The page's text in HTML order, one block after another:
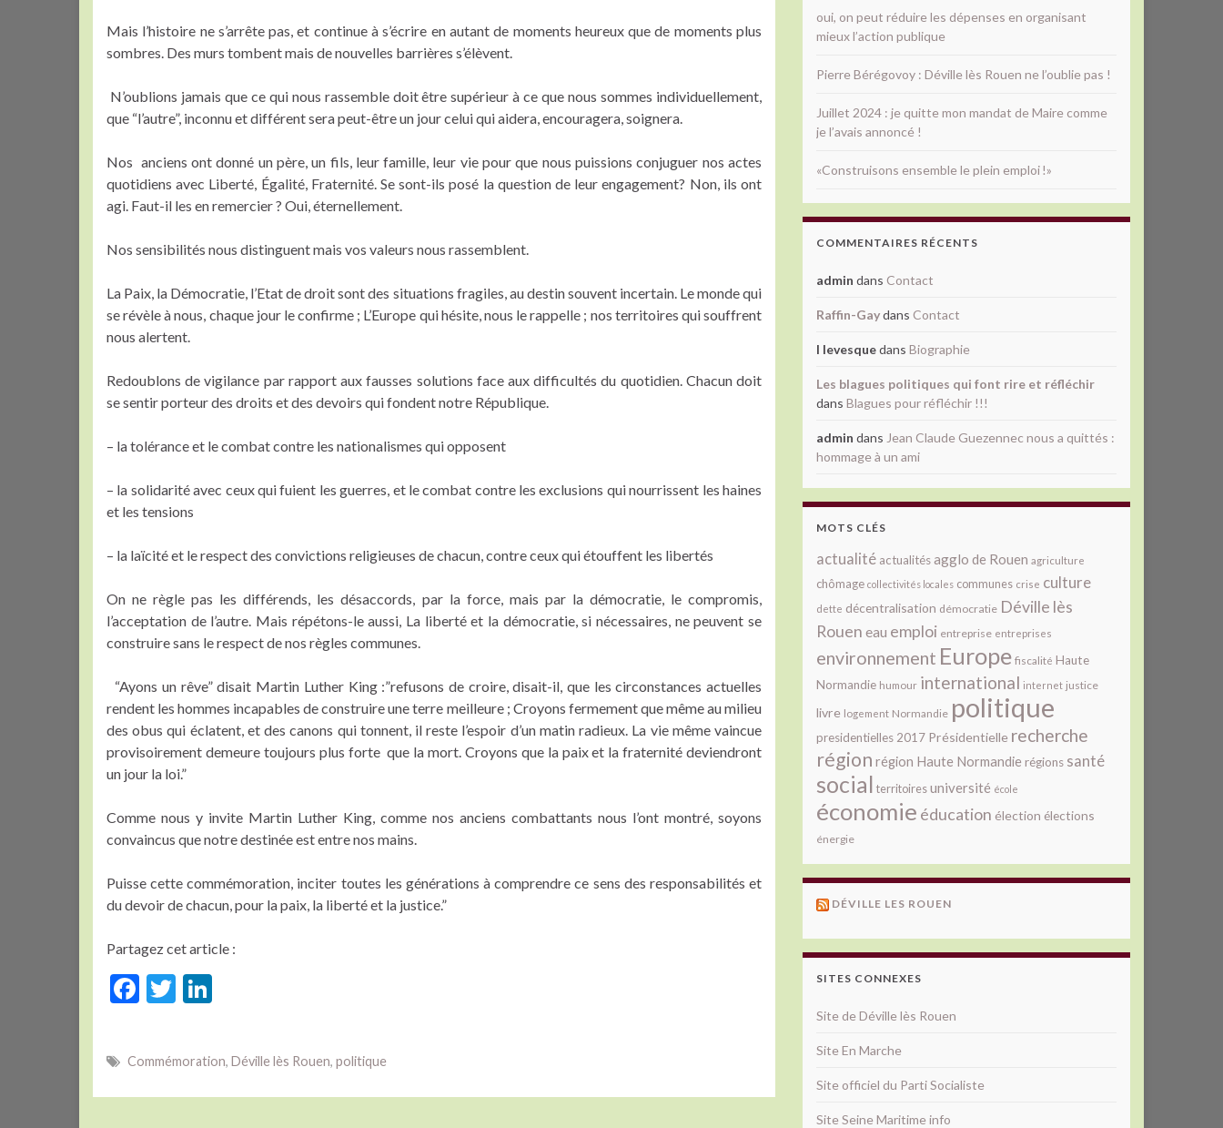
Mais l’histoire ne s’arrête pas, et continue à s’écrire en autant de moments heureux que de moments plus
sombres. Des murs tombent mais de nouvelles barrières s’élèvent.
N’oublions jamais que ce qui nous rassemble doit être supérieur à ce que nous sommes individuellement,
que “l’autre”, inconnu et différent sera peut-être un jour celui qui aidera, encouragera, soignera.
Nos anciens ont donné un père, un fils, leur famille, leur vie pour que nous puissions conjuguer nos actes
quotidiens avec Liberté, Égalité, Fraternité. Se sont-ils posé la question de leur engagement? Non, ils ont
agi. Faut-il les en remercier ? Oui, éternellement.
Nos sensibilités nous distinguent mais vos valeurs nous rassemblent.
La Paix, la Démocratie, l’Etat de droit sont des situations fragiles, au destin souvent incertain. Le monde qui
se révèle à nous, chaque jour le confirme ; L’Europe qui hésite, nous le rappelle ; nos territoires qui souffrent
nous alertent.
Redoublons de vigilance par rapport aux fausses solutions face aux difficultés du quotidien. Chacun doit
se sentir porteur des droits et des devoirs qui fondent notre République.
– la tolérance et le combat contre les nationalismes qui opposent
– la solidarité avec ceux qui fuient les guerres, et le combat contre les exclusions qui nourrissent les haines
et les tensions
– la laïcité et le respect des convictions religieuses de chacun, contre ceux qui étouffent les libertés
On ne règle pas les différends, les désaccords, par la force, mais par la démocratie, le compromis,
l’acceptation de l’autre. Mais répétons-le aussi, La liberté et la démocratie, si nécessaires, ne peuvent se
construire sans le respect de nos règles communes.
“Ayons un rêve” disait Martin Luther King :”refusons de croire, disait-il, que les circonstances actuelles
rendent les hommes incapables de construire une terre meilleure ; Croyons fermement que même au milieu
des obus qui éclatent, et des canons qui tonnent, il reste l’espoir d’un matin radieux. La vie même vaincue
provisoirement demeure toujours plus forte que la mort. Croyons que la paix et la fraternité deviendront
un jour la loi.”
Comme nous y invite Martin Luther King, comme nos anciens combattants nous l’ont montré, soyons
convaincus que notre destinée est entre nos mains.
Puisse cette commémoration, inciter toutes les générations à comprendre ce sens des responsabilités et
du devoir de chacun, pour la paix, la liberté et la justice.”
Partagez cet article :
F
b
o
T
itt
er
ke
dI
n
Commémoration, Déville lès Rouen, politique
oui, on peut réduire les dépenses en organisant
mieux l’action publique
Pierre Bérégovoy : Déville lès Rouen ne l’oublie pas !
Juillet 2024 : je quitte mon mandat de Maire comme
je l’avais annoncé !
«Construisons ensemble le plein emploi !»
COMMENTAIRES RÉCENTS
admin dans Contact
Raffin-Gaydans Contact
l levesquedans Biographie
Les blagues politiques qui font rire et réfléchir
dans Blagues pour réfléchir !!!
admin dans Jean Claude Guezennec nous a quittés :
hommage à un ami
MOTS CLÉS
actualité actualitésagglo de Rouen agriculture
chômage collectivités locales communes crise culture
dette décentralisation démocratie Déville lès
Rouen eau emploi entreprise entreprises
environnement Europe fiscalité Haute
Normandie humour international internet justice
livre logement Normandie politique
presidentielles 2017 Présidentielle recherche
région région Haute Normandie régions santé
social territoiresuniversité école
économie éducation élection élections
énergie
DÉVILLE LES ROUEN
SITES CONNEXES
Site de Déville lès Rouen
Site En Marche
Site officiel du Parti Socialiste
Site Seine Maritime info